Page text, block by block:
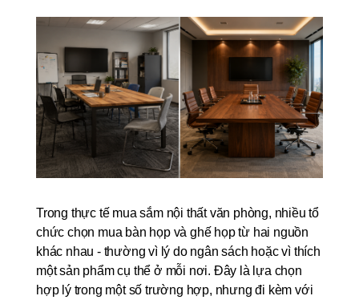
Trong thực tế mua sắm nội thất văn phòng, nhiều tổ
chức chọn mua bàn họp và ghế họp từ hai nguồn
khác nhau - thường vì lý do ngân sách hoặc vì thích
một sản phẩm cụ thể ở mỗi nơi. Đây là lựa chọn
hợp lý trong một số trường hợp, nhưng đi kèm với